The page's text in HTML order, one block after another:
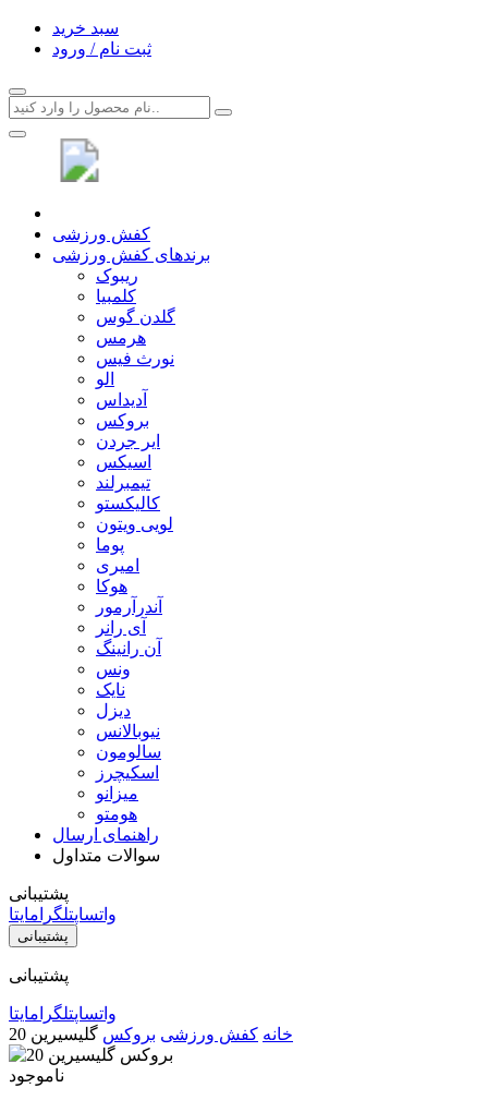
سبد خرید
ثبت نام / ورود
کفش ورزشی
برندهای کفش ورزشی
ریبوک
کلمبیا
گلدن گوس
هرمس
نورث فیس
الو
آدیداس
بروکس
ایر جردن
اسیکس
تیمبرلند
کالیکستو
لویی ویتون
پوما
امیری
هوکا
آندرآرمور
آی رانر
آن رانینگ
ونس
نایک
دیزل
نیوبالانس
سالومون
اسکیچرز
میزانو
هومتو
راهنمای ارسال
سوالات متداول
پشتیبانی
واتساپتلگرامایتا
پشتیبانی
پشتیبانی
واتساپتلگرامایتا
خانه کفش ورزشی بروکس گلیسیرین 20
ناموجود